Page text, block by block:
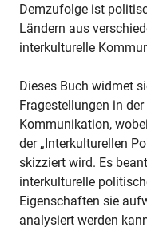
Demzufolge ist
Ländern aus
interkulturelle
Dieses Buch widmet
Fragestellungen in
Kommunikation,
der „Interkulturellen
skizziert wird. Es
interkulturelle
Eigenschaften sie
analysiert werden